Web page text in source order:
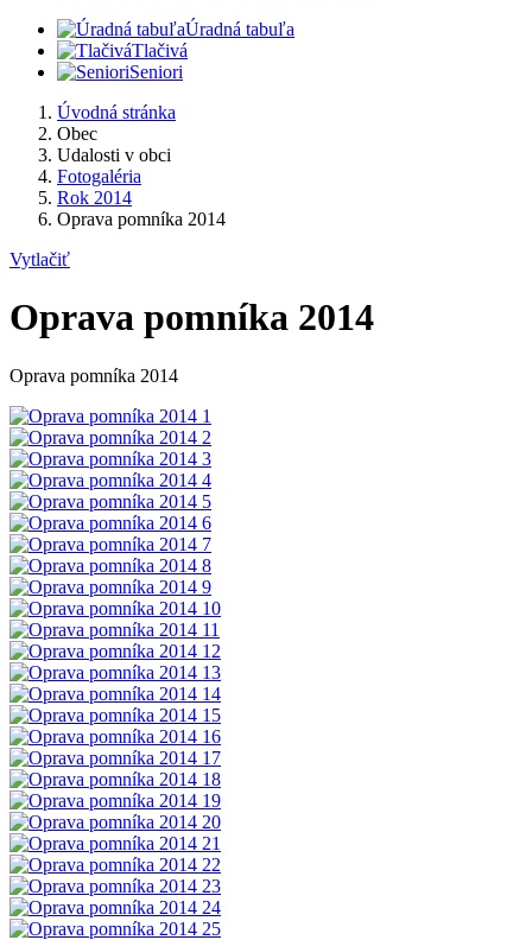
Úradná tabuľa
Tlačivá
Seniori
Úvodná stránka
Obec
Udalosti v obci
Fotogaléria
Rok 2014
Oprava pomníka 2014
Vytlačiť
Oprava pomníka 2014
Oprava pomníka 2014